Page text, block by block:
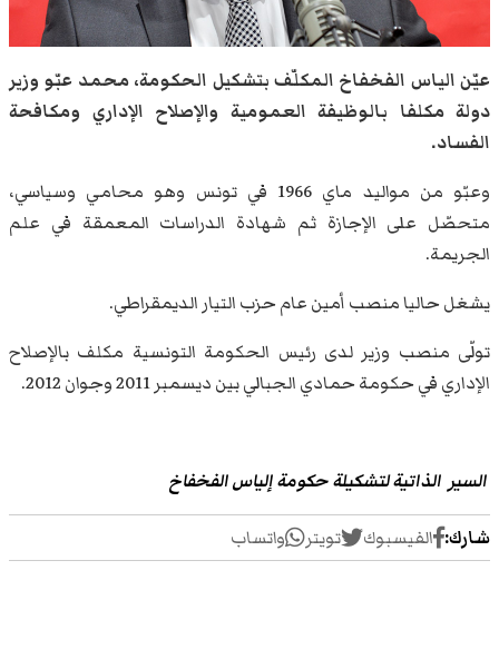
عيّن الياس الفخفاخ المكلّف بتشكيل الحكومة، محمد عبّو وزير
دولة مكلفا بالوظيفة العمومية والإصلاح الإداري ومكافحة
الفساد.
وعبّو من مواليد ماي 1966 في تونس وهو محامي وسياسي،
متحصّل على الإجازة ثم شهادة الدراسات المعمقة في علم
الجريمة.
يشغل حاليا منصب أمين عام حزب التيار الديمقراطي.
تولّى منصب وزير لدى رئيس الحكومة التونسية مكلف بالإصلاح
الإداري في حكومة حمادي الجبالي بين ديسمبر 2011 وجوان 2012.
السير الذاتية لتشكيلة حكومة إلياس الفخفاخ
شارك: الفيسبوك تويتر واتساب